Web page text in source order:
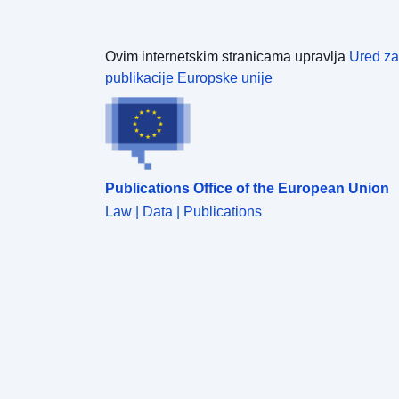
Ovim internetskim stranicama upravlja Ured za
publikacije Europske unije
Publications Office of the European Union
Law | Data | Publications